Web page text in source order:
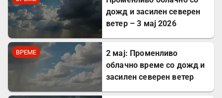
дожд и засилен северен
ветер – 3 мај 2026
ВРЕМЕ
2 мај: Променливо
облачно време со дожд и
засилен северен ветер